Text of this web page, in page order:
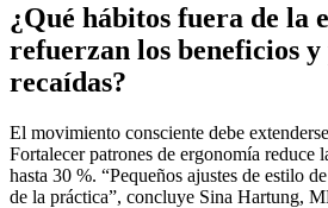
¿Qué hábitos fuera de la
refuerzan los beneficios
recaídas?
El movimiento consciente debe
Fortalecer patrones de ergonomía reduce
hasta 30 %. “Pequeños ajustes de estilo
de la práctica”, concluye Sina Hartung,